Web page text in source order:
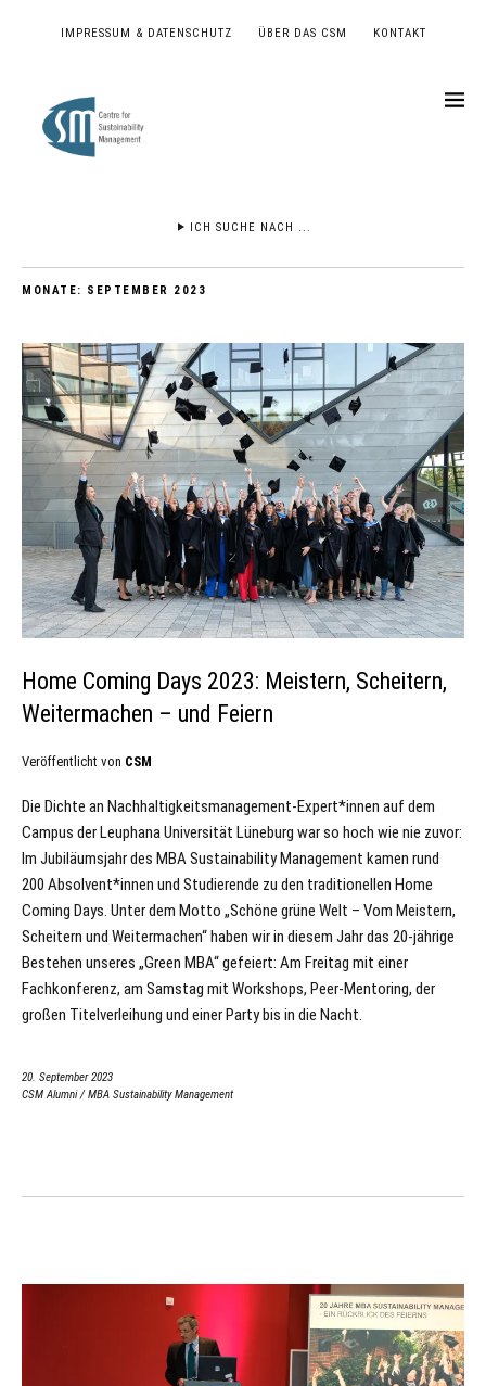
IMPRESSUM & DATENSCHUTZ ÜBER DAS CSM KONTAKT
ICH SUCHE NACH ...
MONATE: SEPTEMBER 2023
Home Coming Days 2023: Meistern, Scheitern,
Weitermachen – und Feiern
Veröffentlicht von CSM
Die Dichte an Nachhaltigkeitsmanagement-Expert*innen auf dem
Campus der Leuphana Universität Lüneburg war so hoch wie nie zuvor:
Im Jubiläumsjahr des MBA Sustainability Management kamen rund
200 Absolvent*innen und Studierende zu den traditionellen Home
Coming Days. Unter dem Motto „Schöne grüne Welt – Vom Meistern,
Scheitern und Weitermachen“ haben wir in diesem Jahr das 20-jährige
Bestehen unseres „Green MBA“ gefeiert: Am Freitag mit einer
Fachkonferenz, am Samstag mit Workshops, Peer-Mentoring, der
großen Titelverleihung und einer Party bis in die Nacht.
20. September 2023
CSM Alumni/MBA Sustainability Management